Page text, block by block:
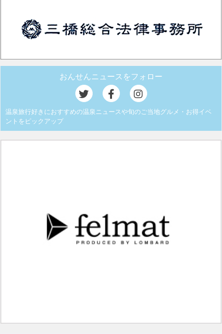
おんせんニュースをフォロー
温泉旅行好きにおすすめの温泉ニュースや旬のご当地グルメ・お得イベ
ントをピックアップ